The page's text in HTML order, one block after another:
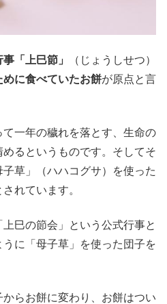
「上巳節」
（じょうしせつ）
めに食べていたお餅が原点と言
一年の穢れを落とす、生命の
るというものです。そしてそ
草」（ハハコグサ）を使った
れています。
上巳の節会」という公式行事と
に「母子草」を使った団子を
らお餅に変わり、お餅はつい